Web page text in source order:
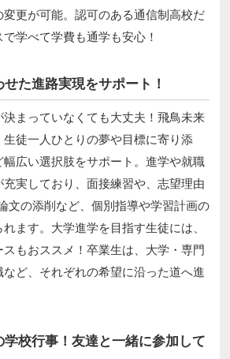
更が可能。認可のある通信制高校だ
学べて学費も通学も安心！
た進路実現をサポート！
まっていなくても大丈夫！飛鳥未来
徒一人ひとりの夢や目標に寄り添
広い選択肢をサポート。進学や就職
実しており、面接練習や、志望理由
文の添削など、個別指導や学習計画の
ます。大学進学を目指す生徒には、
もおススメ！卒業生は、大学・専門
ど、それぞれの希望に沿った道へ進
校行事！友達と一緒に参加して